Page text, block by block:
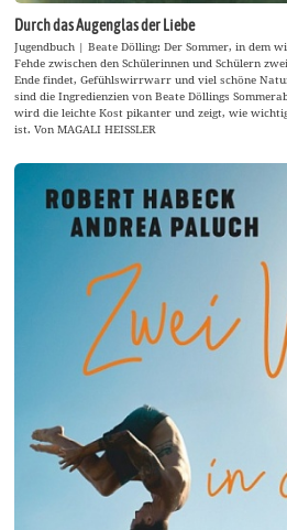
Durch das Augenglas der Liebe
Jugendbuch | Beate Dölling: Der Sommer, in dem
Fehde zwischen den Schülerinnen und Schülern
Ende findet, Gefühlswirrwarr und viel schöne
sind die Ingredienzien von Beate Döllings
wird die leichte Kost pikanter und zeigt, wie
ist. Von MAGALI HEISSLER